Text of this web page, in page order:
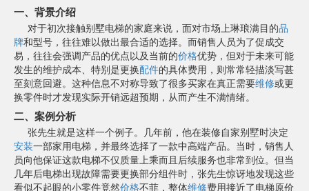
一、背景介绍
对于初次接触别墅电梯的家庭来说，面对市场上琳琅满目的品
牌和型号，往往难以做出最合适的选择。而销售人员为了促成交
易，往往会强调产品的优点以及当前的价格优势，但对于未来可能
发生的维护成本、特别是更换配件的具体费用，则常常轻描淡写甚
至刻意回避。这种信息不对称导致了很多买家在真正需要维修或更
换零件时才发现实际开销远超预期，从而产生不满情绪。
二、案例分析
张先生就是这样一个例子。几年前，他在装修自家别墅时决定
安装一部家用电梯，并最终选择了一款中高端产品。当时，销售人
员向他保证这款电梯不仅质量上乘而且后续服务也非常到位。但当
几年后电梯出现故障需要更换部分组件时，张先生惊讶地发现这些
看似不起眼的小零件竟然价格不菲，整体维修费用接近了电梯原价